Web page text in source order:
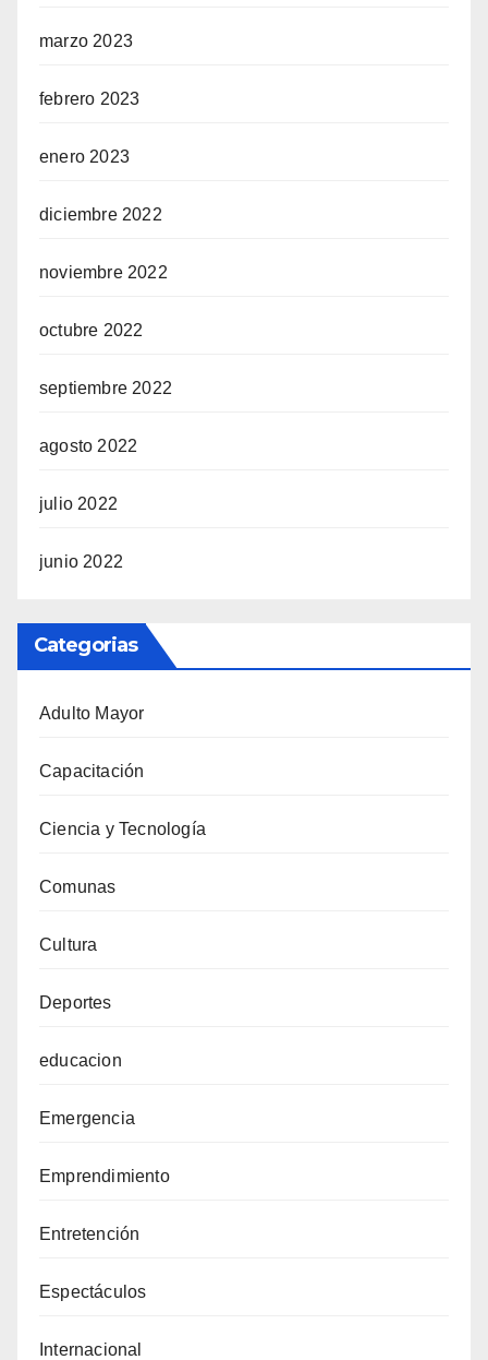
marzo 2023
febrero 2023
enero 2023
diciembre 2022
noviembre 2022
octubre 2022
septiembre 2022
agosto 2022
julio 2022
junio 2022
Categorias
Adulto Mayor
Capacitación
Ciencia y Tecnología
Comunas
Cultura
Deportes
educacion
Emergencia
Emprendimiento
Entretención
Espectáculos
Internacional